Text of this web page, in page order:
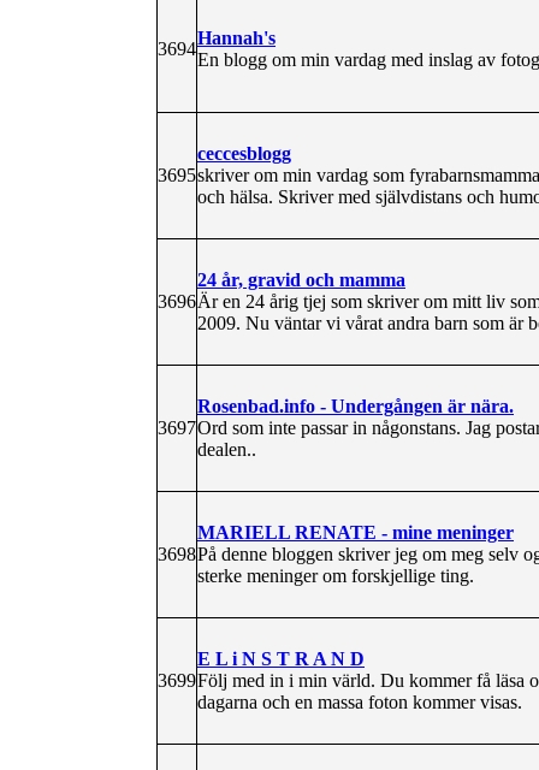
3694
Hannah's
En blogg om min vardag med inslag av
3695
ceccesblogg
skriver om min vardag som
och hälsa. Skriver med självdistans och
3696
24 år, gravid och mamma
Är en 24 årig tjej som skriver om mitt liv
2009. Nu väntar vi vårat andra barn som är
3697
Rosenbad.info - Undergången är nära.
Ord som inte passar in någonstans. Jag
dealen..
3698
MARIELL RENATE - mine meninger
På denne bloggen skriver jeg om meg selv
sterke meninger om forskjellige ting.
3699
E L i N S T R A N D
Följ med in i min värld. Du kommer få läsa
dagarna och en massa foton kommer visas.